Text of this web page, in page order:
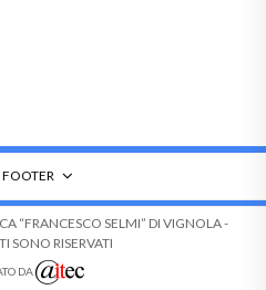
FOOTER
“FRANCESCO SELMI” DI VIGNOLA -
SONO RISERVATI
DA